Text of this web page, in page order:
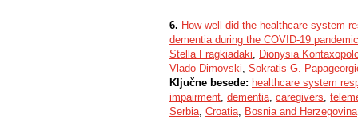
6. How well did the healthcare system
dementia during the COVID-19 pandemic
Stella Fragkiadaki, Dionysia
Vlado Dimovski, Sokratis G.
Ključne besede: healthcare system
impairment, dementia, caregivers,
Serbia, Croatia, Bosnia and Herzegovina